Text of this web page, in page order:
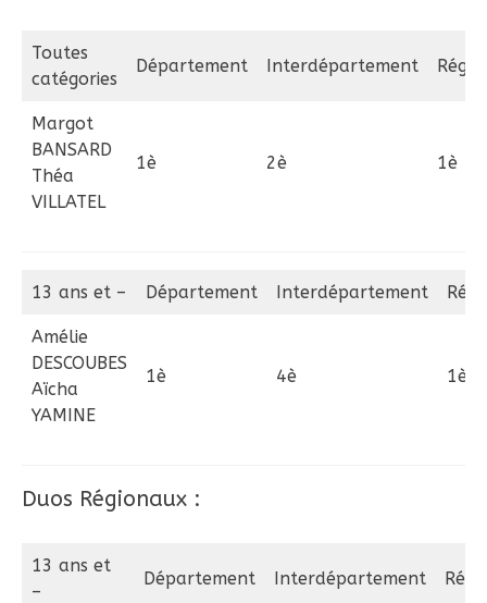
Toutes
catégories
Département Interdépartement
Margot
BANSARD
Théa
VILLATEL
1è 2è 1è
13 ans et – Département Interdépartement
Amélie
DESCOUBES
Aïcha
YAMINE
1è 4è 1è
Duos Régionaux :
13 ans et
–
Département Interdépartement